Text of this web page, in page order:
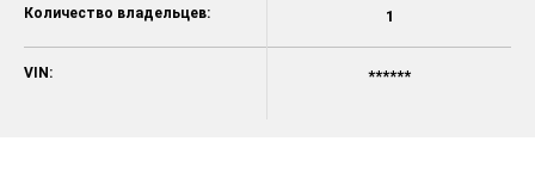
Количество владельцев:
VIN:
1
******